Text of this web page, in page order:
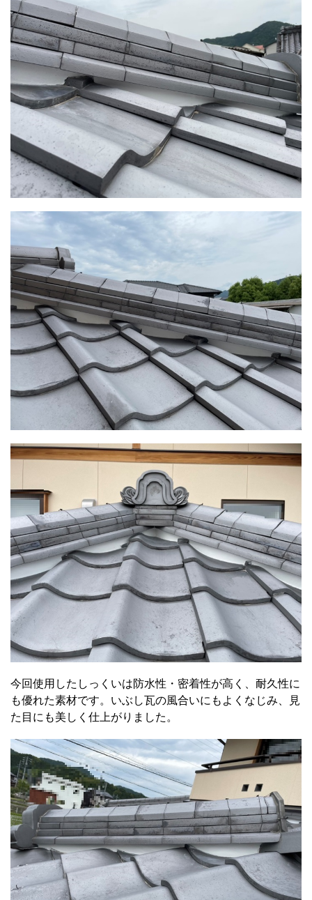
今回使用したしっくいは防水性・密着性が高く、耐久性に
も優れた素材です。いぶし瓦の風合いにもよくなじみ、見
た目にも美しく仕上がりました。